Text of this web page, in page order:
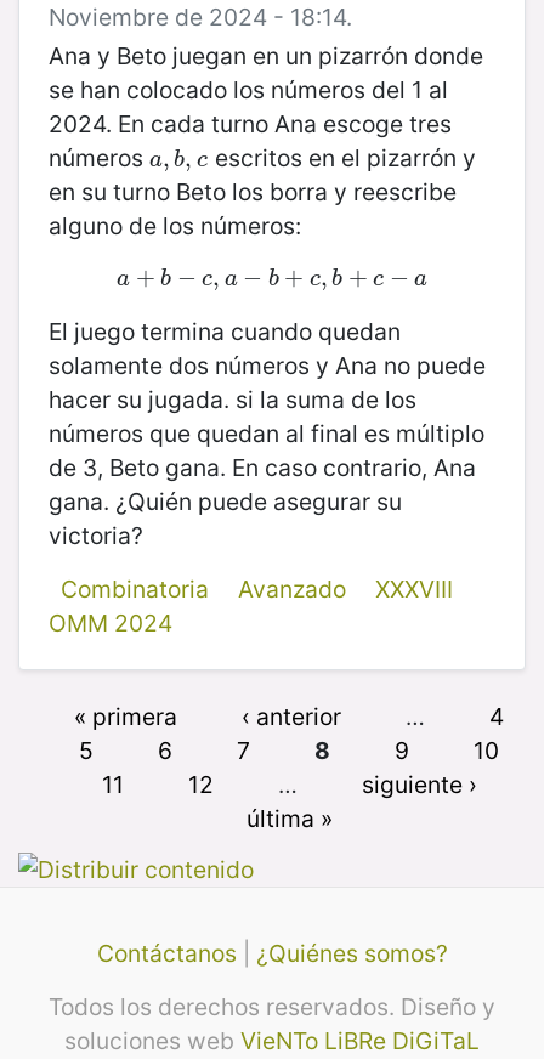
Noviembre de 2024 - 18:14.
Ana y Beto juegan en un pizarrón donde
se han colocado los números del 1 al
2024. En cada turno Ana escoge tres
números a, b, c
a,b,c escritos en el pizarrón y
en su turno Beto los borra y reescribe
alguno de los números:
a + b − c, a − b + c, b + c − a
a+b −c,a− b +c ,b+ c−a
El juego termina cuando quedan
solamente dos números y Ana no puede
hacer su jugada. si la suma de los
números que quedan al final es múltiplo
de 3, Beto gana. En caso contrario, Ana
gana. ¿Quién puede asegurar su
victoria?
Combinatoria
Avanzado
XXXVIII
OMM 2024
« primera ‹ anterior …
4
5
6 7 8 9
10
11
12 …
siguiente ›
última »
Contáctanos
¿Quiénes somos?
Todos los derechos reservados. Diseño y
soluciones web VieNTo LiBRe DiGiTaL